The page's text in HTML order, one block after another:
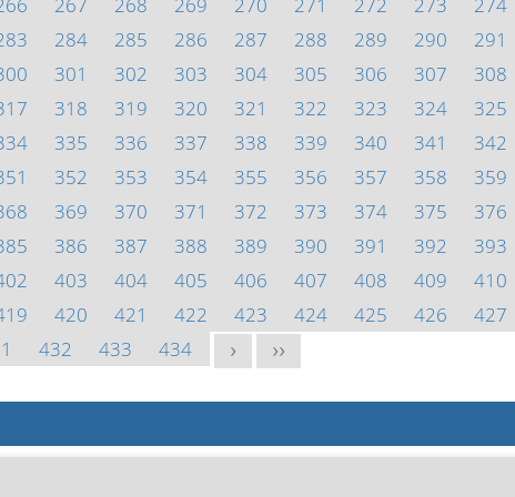
284 285 286 287 288 289 290 291
301 302 303 304 305 306 307 308
318 319 320 321 322 323 324 325
335 336 337 338 339 340 341 342
352 353 354 355 356 357 358 359
369 370 371 372 373 374 375 376
386 387 388 389 390 391 392 393
403 404 405 406 407 408 409 410
420 421 422 423 424 425 426 427
432 433 434 > >>